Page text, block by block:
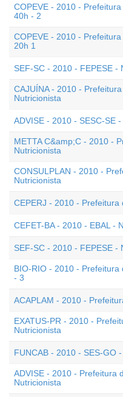
COPEVE - 2010 -
40h - 2
COPEVE - 2010 -
20h 1
SEF-SC - 2010 - FEPESE -
CAJUÍNA - 2010 -
Nutricionista
ADVISE - 2010 - SESC-SE
METTA C&amp;C - 2010 -
Nutricionista
CONSULPLAN - 2010 -
Nutricionista
CEPERJ - 2010 -
CEFET-BA - 2010 - EBAL -
SEF-SC - 2010 - FEPESE -
BIO-RIO - 2010 -
- 3
ACAPLAM - 2010 -
EXATUS-PR - 2010 -
Nutricionista
FUNCAB - 2010 - SES-GO
ADVISE - 2010 - Prefeitura
Nutricionista